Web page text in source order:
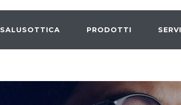
SALUSOTTICA PRODOTTI